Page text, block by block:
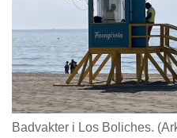
Badvakter i Los Boliches.